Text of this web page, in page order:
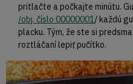
pritlačte a počkajte minútu.
/obj. číslo 00000001/ každú
placku. Tým, že ste si
roztláčaní lepiť pučítko.